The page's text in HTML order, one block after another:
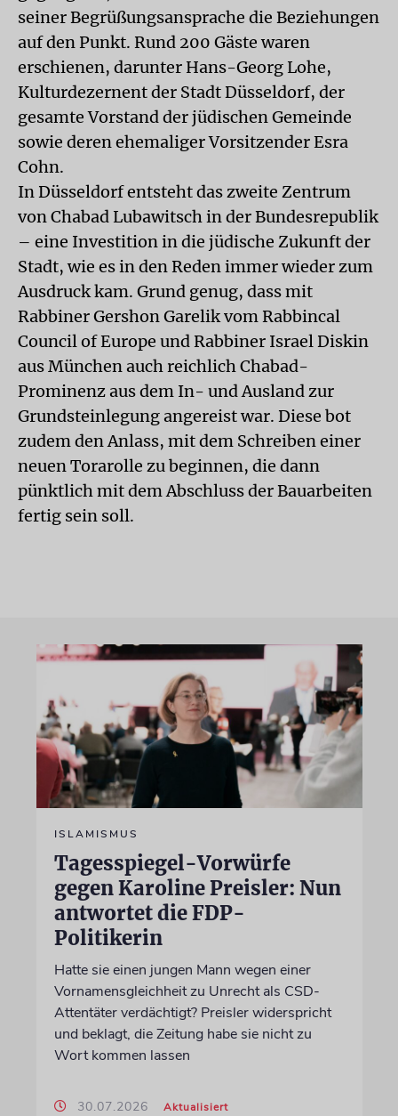
seiner Begrüßungsansprache die Beziehungen
auf den Punkt. Rund 200 Gäste waren
erschienen, darunter Hans-Georg Lohe,
Kulturdezernent der Stadt Düsseldorf, der
gesamte Vorstand der jüdischen Gemeinde
sowie deren ehemaliger Vorsitzender Esra
Cohn.
In Düsseldorf entsteht das zweite Zentrum
von Chabad Lubawitsch in der Bundesrepublik
– eine Investition in die jüdische Zukunft der
Stadt, wie es in den Reden immer wieder zum
Ausdruck kam. Grund genug, dass mit
Rabbiner Gershon Garelik vom Rabbincal
Council of Europe und Rabbiner Israel Diskin
aus München auch reichlich Chabad-
Prominenz aus dem In- und Ausland zur
Grundsteinlegung angereist war. Diese bot
zudem den Anlass, mit dem Schreiben einer
neuen Torarolle zu beginnen, die dann
pünktlich mit dem Abschluss der Bauarbeiten
fertig sein soll.
ISLAMISMUS
Tagesspiegel-Vorwürfe
gegen Karoline Preisler: Nun
antwortet die FDP-
Politikerin
Hatte sie einen jungen Mann wegen einer
Vornamensgleichheit zu Unrecht als CSD-
Attentäter verdächtigt? Preisler widerspricht
und beklagt, die Zeitung habe sie nicht zu
Wort kommen lassen
30.07.2026 Aktualisiert